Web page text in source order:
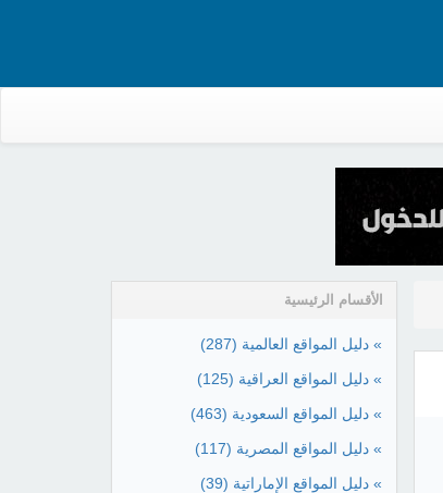
الأقسام الرئيسية
» دليل المواقع العالمية (287)
» دليل المواقع العراقية (125)
» دليل المواقع السعودية (463)
» دليل المواقع المصرية (117)
» دليل المواقع الإماراتية (39)